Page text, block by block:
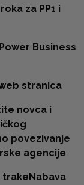
za PP1 i
Business
stranica
novca i
povezivanje
agencije
trakeNabava